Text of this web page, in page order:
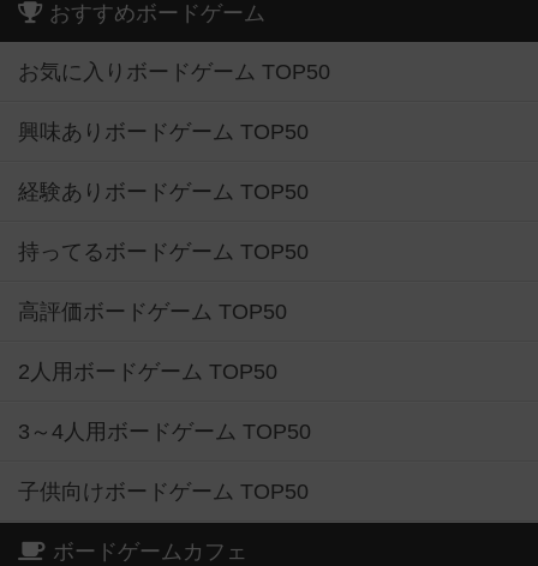
おすすめボードゲーム
お気に入りボードゲーム TOP50
興味ありボードゲーム TOP50
経験ありボードゲーム TOP50
持ってるボードゲーム TOP50
高評価ボードゲーム TOP50
2人用ボードゲーム TOP50
3～4人用ボードゲーム TOP50
子供向けボードゲーム TOP50
ボードゲームカフェ